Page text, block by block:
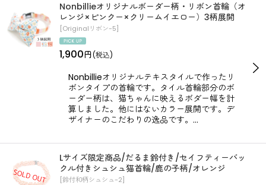
Nonbillieオリジナルボーダー柄・リボン首輪（オ
レンジ×ピンクー×クリームイエロー）3柄展開
[Originalリボン-5]
1,900円(税込)
Nonbillieオリジナルテキスタイルで作ったリ
ボンタイプの首輪です。タイル首輪部分のボ
ーダー柄は、猫ちゃんに映えるボダー幅を計
算しました。他にはないカラー展開です。デ
ザイナーのこだわりの逸品です。…
Lサイズ限定商品/だるま鈴付き/セイフティーバッ
クル付きシュシュ猫首輪/鹿の子柄/オレンジ
[鈴付和柄シュシュ-2]